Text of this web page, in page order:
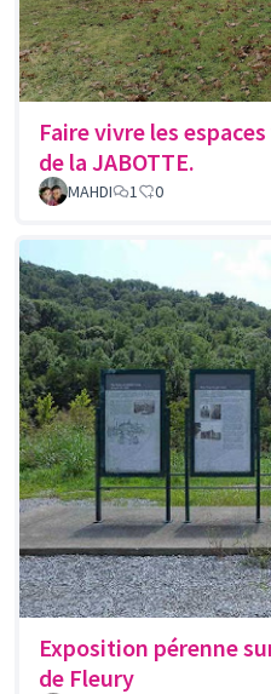
Faire vivre les
de la JABOTTE.
MAHDI 1 0
Exposition pérenne
de Fleury